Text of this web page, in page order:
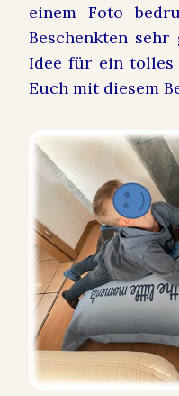
einem Foto
Beschenkten
Idee für ein
Euch mit diesem